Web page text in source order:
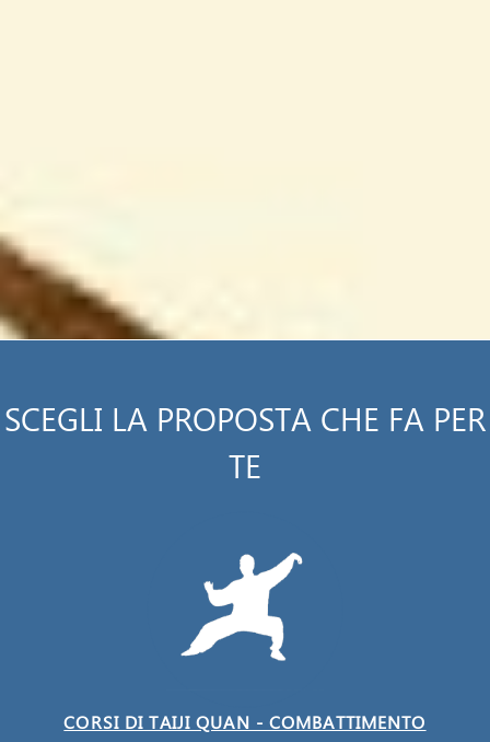
SCEGLI LA PROPOSTA CHE FA PER
TE
CORSI DI TAIJI QUAN - COMBATTIMENTO